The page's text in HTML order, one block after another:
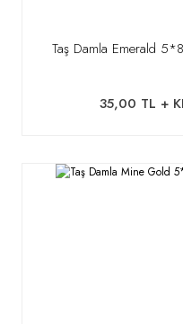
Taş Damla Emerald
35,00 TL +